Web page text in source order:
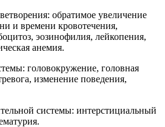
обратимое увеличение
и времени кровотечения,
эозинофилия, лейкопения,
анемия.
головокружение, головная
изменение поведения,
системы: интерстициальный